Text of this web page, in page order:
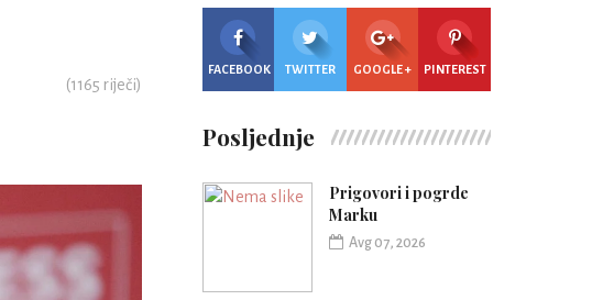
(1165 riječi)
FACEBOOK TWITTER GOOGLE + PINTEREST
Posljednje
Prigovori i pogrde
Marku
Avg 07, 2026